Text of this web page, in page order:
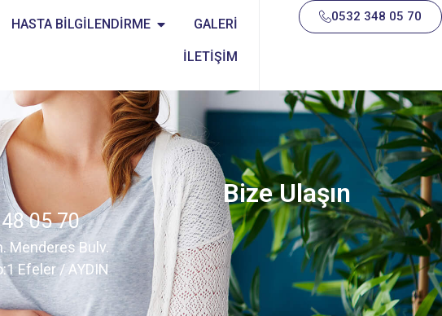
HASTA BİLGİLENDİRME GALERİ
İLETİŞİM
0532 348 05 70
Bize Ulaşın
05 70
Menderes Bulv.
Efeler / AYDIN